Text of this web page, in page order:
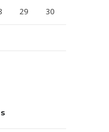
29 30